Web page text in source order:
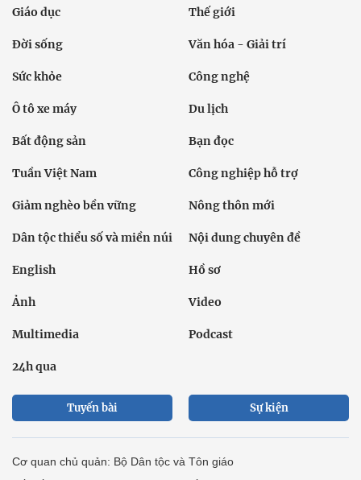
Giáo dục Thế giới
Đời sống Văn hóa - Giải trí
Sức khỏe Công nghệ
Ô tô xe máy Du lịch
Bất động sản Bạn đọc
Tuần Việt Nam Công nghiệp hỗ trợ
Giảm nghèo bền vững Nông thôn mới
Dân tộc thiểu số và miền núi Nội dung chuyên đề
English Hồ sơ
Ảnh Video
Multimedia Podcast
24h qua
Tuyến bài Sự kiện
Cơ quan chủ quản: Bộ Dân tộc và Tôn giáo